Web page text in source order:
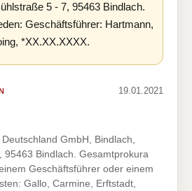
5 - 7, 95463 Bindlach.
Geschäftsführer: Hartmann,
*XX.XX.XXXX.
19.01.2021
GmbH, Bindlach,
95463 Bindlach. Gesamtprokura
Geschäftsführer oder einem
Gallo, Carmine, Erftstadt,